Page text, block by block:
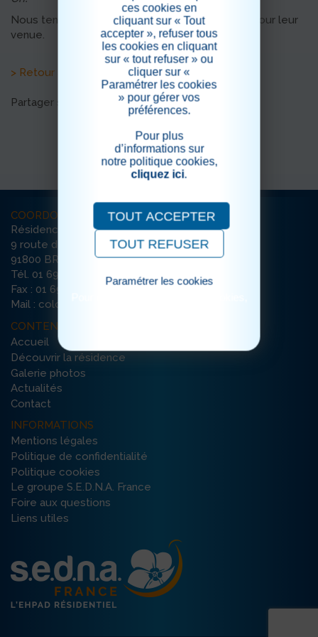
Nous tenons à les remercier chaleureusement pour leur
venue.
> Retour aux actualités
Partager sur les réseaux sociaux
COORDONNÉES
Résidence La Colombière
9 route de Brie
91800 BRUNOY
Tél. 01 69 39 60 00
Fax : 01 69 39 31 99
Mail : colombiere-brunoy@ehpad-sedna.fr
CONTENU DU SITE
Accueil
Découvrir la résidence
Galerie photos
Actualités
Contact
INFORMATIONS
Mentions légales
Politique de confidentialité
Politique cookies
Le groupe S.E.D.N.A. France
Foire aux questions
Liens utiles
ces cookies en
cliquant sur « Tout
accepter », refuser tous
les cookies en cliquant
sur « tout refuser » ou
cliquer sur «
Paramétrer les cookies
» pour gérer vos
préférences.
Pour plus
d’informations sur
notre politique cookies,
cliquez ici.
TOUT ACCEPTER
TOUT REFUSER
Paramétrer les cookies